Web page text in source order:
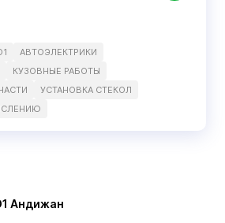
АВТОЭЛЕКТРИКИ
КУЗОВНЫЕ РАБОТЫ
УСТАНОВКА СТЕКОЛ
Андижан